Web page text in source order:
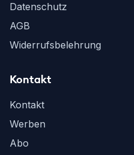
Datenschutz
AGB
Widerrufsbelehrung
Kontakt
Kontakt
Werben
Abo